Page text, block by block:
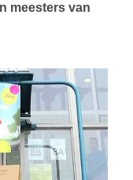
meesters van